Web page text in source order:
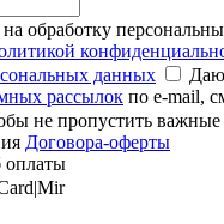
обработку
данных
Даю
рассылок по e-mail,
не пропустить
Договора-оферты
оплаты